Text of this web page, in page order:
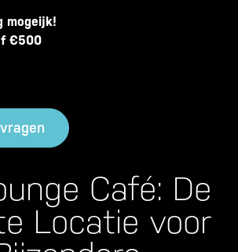
mogeijk!
€500
Café: De
Locatie voor